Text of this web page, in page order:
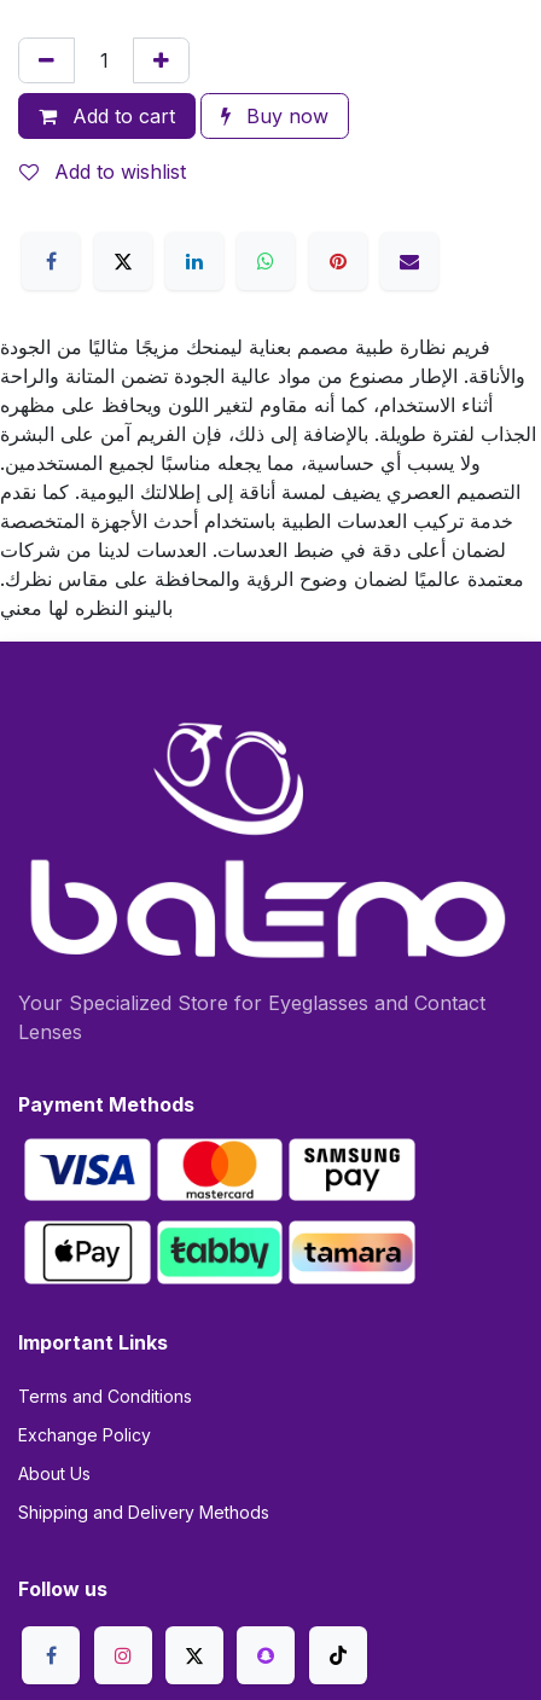
Add to cart Buy now
Add to wishlist
فريم نظارة طبية مصمم بعناية ليمنحك مزيجًا مثاليًا من الجودة
والأناقة. الإطار مصنوع من مواد عالية الجودة تضمن المتانة والراحة
أثناء الاستخدام، كما أنه مقاوم لتغير اللون ويحافظ على مظهره
الجذاب لفترة طويلة. بالإضافة إلى ذلك، فإن الفريم آمن على البشرة
ولا يسبب أي حساسية، مما يجعله مناسبًا لجميع المستخدمين.
التصميم العصري يضيف لمسة أناقة إلى إطلالتك اليومية. كما نقدم
خدمة تركيب العدسات الطبية باستخدام أحدث الأجهزة المتخصصة
لضمان أعلى دقة في ضبط العدسات. العدسات لدينا من شركات
معتمدة عالميًا لضمان وضوح الرؤية والمحافظة على مقاس نظرك.
بالينو النظره لها معني
Your Specialized Store for Eyeglasses and Contact
Lenses
Payment Methods
Important Links
Terms and Conditions
Exchange Policy
About Us
Shipping and Delivery Methods
Follow us